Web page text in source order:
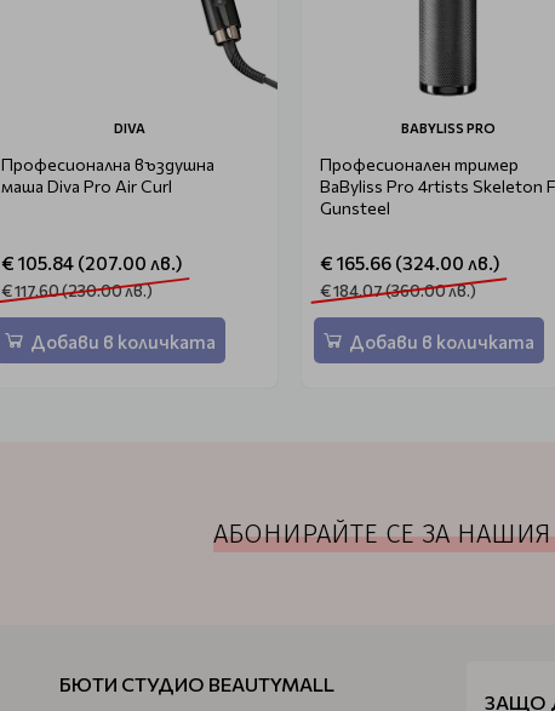
DIVA
Професионална въздушна
маша Diva Pro Air Curl
€ 105.84 (207.00 лв.)
€ 117.60 (230.00 лв.)
Добави в количката
BABYLISS PRO
Професионален тример
BaByliss Pro 4rtists Skeleton
Gunsteel
€ 165.66 (324.00 лв.)
€ 184.07 (360.00 лв.)
Добави в количката
АБОНИРАЙТЕ СЕ ЗА
БЮТИ СТУДИО BEAUTYMALL
ЗАЩО